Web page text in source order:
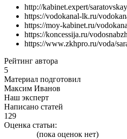
http://kabinet.expert/
https://vodokanal-lk.ru/
https://moy-kabinet.ru/
https://koncessija.ru/
https://www.zkhpro.ru/voda/
Рейтинг автора
5
Материал подготовил
Максим Иванов
Наш эксперт
Написано статей
129
Оценка статьи:
(пока оценок нет)